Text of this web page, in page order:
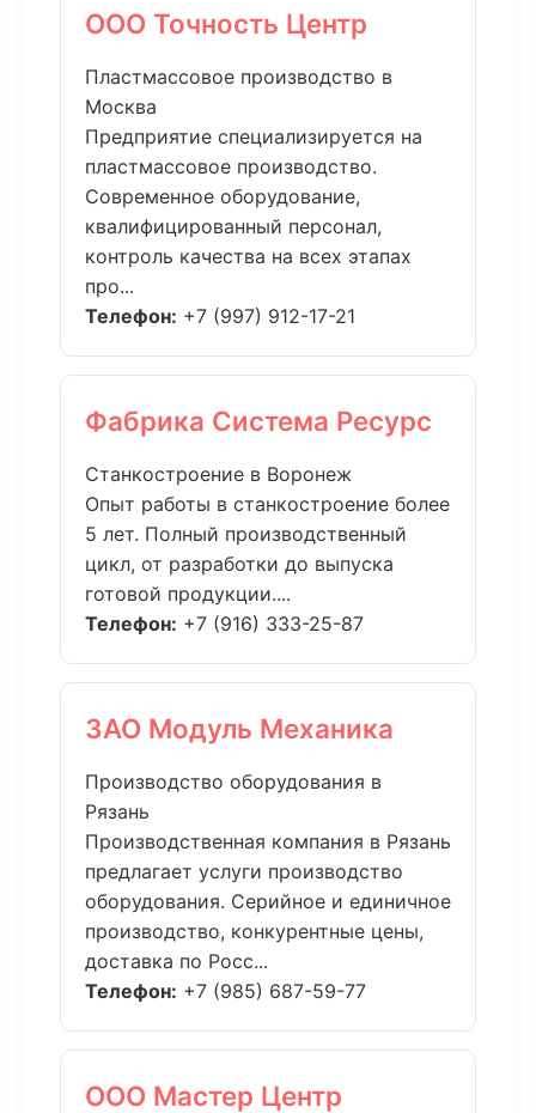
ООО Точность Центр
Пластмассовое производство в
Москва
Предприятие специализируется на
пластмассовое производство.
Современное оборудование,
квалифицированный персонал,
контроль качества на всех этапах
про...
Телефон: +7 (997) 912-17-21
Фабрика Система Ресурс
Станкостроение в Воронеж
Опыт работы в станкостроение более
5 лет. Полный производственный
цикл, от разработки до выпуска
готовой продукции....
Телефон: +7 (916) 333-25-87
ЗАО Модуль Механика
Производство оборудования в
Рязань
Производственная компания в Рязань
предлагает услуги производство
оборудования. Серийное и единичное
производство, конкурентные цены,
доставка по Росс...
Телефон: +7 (985) 687-59-77
ООО Мастер Центр